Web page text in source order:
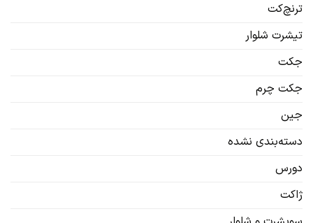
ترنچ‌کت
تیشرت شلوار
جکت
جکت چرم
جین
دسته‌بندی نشده
دورس
ژاکت